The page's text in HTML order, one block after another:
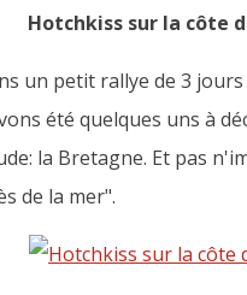
Hotchkiss sur la côte
un petit rallye de 3
été quelques uns à
la Bretagne. Et pas
de la mer".